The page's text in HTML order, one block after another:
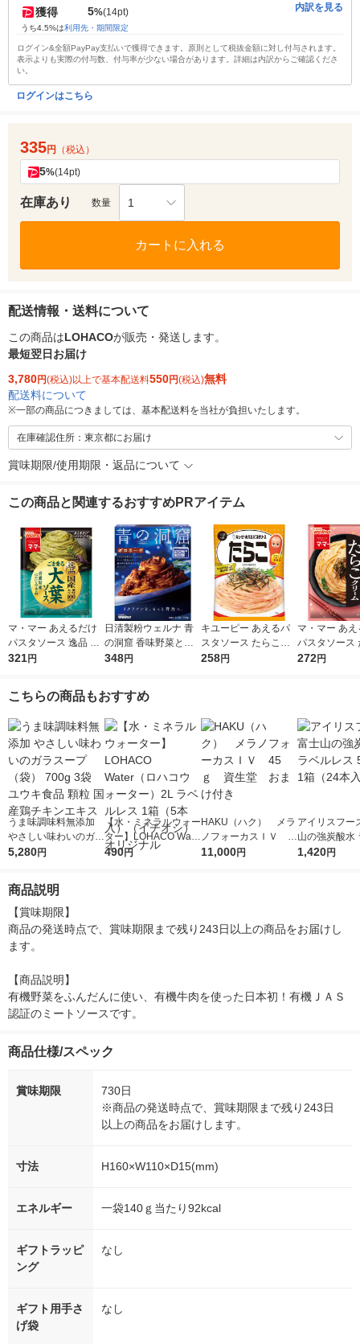
獲得 5%(14pt)
うち4.5%は利用先・期間限定
内訳を見る
ログイン&全額PayPay支払いで獲得できます。原則として税抜金額に対し付与されます。
表示よりも実際の付与数、付与率が少ない場合があります。詳細は内訳からご確認くださ
い。
ログインはこちら
335円 （税込）
5%(14pt)
在庫あり 数量 1
カートに入れる
配送情報・送料について
この商品はLOHACOが販売・発送します。
最短翌日お届け
3,780円(税込)以上で基本配送料550円(税込)無料
配送料について
※一部の商品につきましては、基本配送料を当社が負担いたします。
在庫確認住所：東京都にお届け
賞味期限/使用期限・返品について
この商品と関連するおすすめPRアイテム
マ・マー あえるだけ
パスタソース 逸品 ご
ま香る大葉ソース ＜1
321円
日清製粉ウェルナ 青
の洞窟 香味野菜とハ
ーブ引き立つボロネー
348円
キユーピー あえるパ
スタソース たらこ（1
人前×2）1個
258円
マ・マー あ
パスタソース
クリーム 生風
272円
こちらの商品もおすすめ
うま味調味料無添加
やさしい味わいのガラ
スープ（袋） 700g 3
5,280円
【水・ミネラルウォー
ター】LOHACO Wate
r（ロハコウォータ
490円
HAKU（ハク） メラ
ノフォーカスＩＶ 4
5ｇ 資生堂 おまけ
11,000円
アイリスフー
山の強炭酸水
レス 500ml 1
1,420円
商品説明
【賞味期限】
商品の発送時点で、賞味期限まで残り243日以上の商品をお届けし
ます。
【商品説明】
有機野菜をふんだんに使い、有機牛肉を使った日本初！有機ＪＡＳ
認証のミートソースです。
商品仕様/スペック
賞味期限
730日
※商品の発送時点で、賞味期限まで残り243日
以上の商品をお届けします。
寸法 H160×W110×D15(mm)
エネルギー 一袋140ｇ当たり92kcal
ギフトラッピ
ング
なし
ギフト用手さ
げ袋
なし